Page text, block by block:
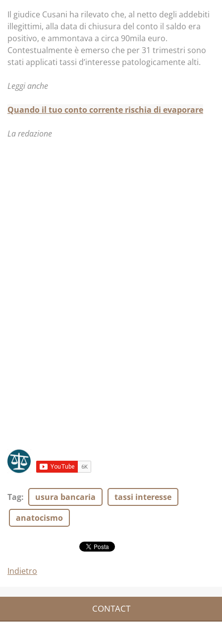
Il giudice Cusani ha rilevato che, al netto degli addebiti
illegittimi, alla data di chiusura del conto il saldo era
positivo, e ammontava a circa 90mila euro.
Contestualmente è emerso che per 31 trimestri sono
stati applicati tassi d’interesse patologicamente alti.
Leggi anche
Quando il tuo conto corrente rischia di evaporare
La redazione
Tag: usura bancaria
tassi interesse
anatocismo
Indietro
CONTACT